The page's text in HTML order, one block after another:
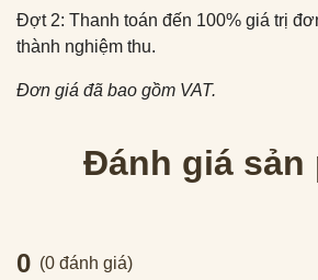
Đợt 2: Thanh toán đến 100% giá trị
thành nghiệm thu.
Đơn giá đã bao gồm VAT.
Đánh giá sản
0 (0 đánh giá)